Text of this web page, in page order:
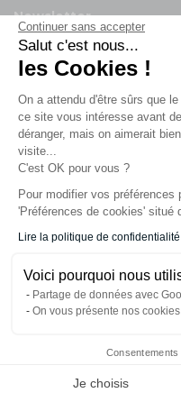
Continuer sans accepter
Salut c'est nous...
les Cookies !
On a attendu d'être sûrs que
ce site vous intéresse avant
déranger, mais on aimerait
visite...
C'est OK pour vous ?
Pour modifier vos
'Préférences de cookies' situé
Lire la politique de confidentialité
Voici pourquoi nous
Partage de données avec
On vous présente nos
Je choisis
Newsletter
Enregistrez vous
Restez à l'actualité sur
moment
NOS SERVICES
INFORMATIONS
CONTACT
© 2023 France